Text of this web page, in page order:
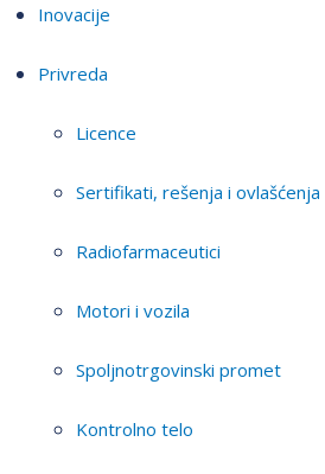
Inovacije
Privreda
Licence
Sertifikati, rešenja i ovlašćenja
Radiofarmaceutici
Motori i vozila
Spoljnotrgovinski promet
Kontrolno telo